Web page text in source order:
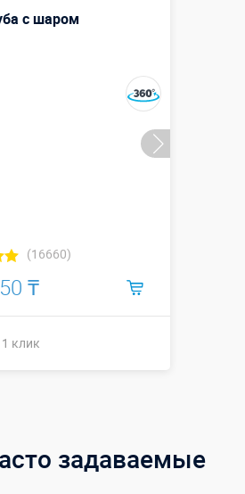
с шаром
(16660)
₸
клик
задаваемые